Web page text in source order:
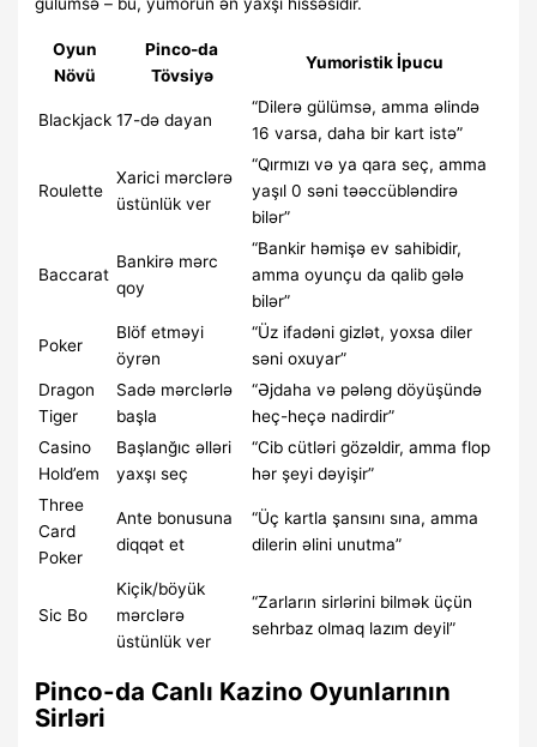
Oyun
Növü
Pinco-da
Tövsiyə
Yumoristik İpucu
Blackjack 17-də dayan
“Dilerə gülümsə, amma əlində
16 varsa, daha bir kart istə”
Roulette
Xarici mərclərə
üstünlük ver
“Qırmızı və ya qara seç, amma
yaşıl 0 səni təəccübləndirə
bilər”
Baccarat
Bankirə mərc
qoy
“Bankir həmişə ev sahibidir,
amma oyunçu da qalib gələ
bilər”
Poker
Blöf etməyi
öyrən
“Üz ifadəni gizlət, yoxsa diler
səni oxuyar”
Dragon
Tiger
Sadə mərclərlə
başla
“Əjdaha və pələng döyüşündə
heç-heçə nadirdir”
Casino
Hold’em
Başlanğıc əlləri
yaxşı seç
“Cib cütləri gözəldir, amma flop
hər şeyi dəyişir”
Three
Card
Poker
Ante bonusuna
diqqət et
“Üç kartla şansını sına, amma
dilerin əlini unutma”
Sic Bo
Kiçik/böyük
mərclərə
üstünlük ver
“Zarların sirlərini bilmək üçün
sehrbaz olmaq lazım deyil”
Pinco-da Canlı Kazino Oyunlarının
Sirləri